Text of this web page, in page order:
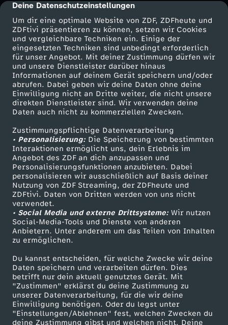
cmp-dialog-description
Deine Datenschutzeinstellungen
Um dir eine optimale Website von ZDF, ZDFheute und
ZDFtivi präsentieren zu können, setzen wir Cookies
und vergleichbare Techniken ein. Einige der
eingesetzten Techniken sind unbedingt erforderlich
für unser Angebot. Mit deiner Zustimmung dürfen wir
und unsere Dienstleister darüber hinaus
Informationen auf deinem Gerät speichern und/oder
abrufen. Dabei geben wir deine Daten ohne deine
Einwilligung nicht an Dritte weiter, die nicht unsere
direkten Dienstleister sind. Wir verwenden deine
Daten auch nicht zu kommerziellen Zwecken.
Zustimmungspflichtige Datenverarbeitung
• Personalisierung:Die Speicherung von bestimmten
Interaktionen ermöglicht uns, dein Erlebnis im
Angebot des ZDF an dich anzupassen und
Personalisierungsfunktionen anzubieten. Dabei
personalisieren wir ausschließlich auf Basis deiner
Nutzung von ZDF Streaming, der ZDFheute und
ZDFtivi. Daten von Dritten werden von uns nicht
verwendet.
• Social Media und externe Drittsysteme:Wir nutzen
Social-Media-Tools und Dienste von anderen
Anbietern. Unter anderem um das Teilen von Inhalten
zu ermöglichen.
Du kannst entscheiden, für welche Zwecke wir deine
Daten speichern und verarbeiten dürfen. Dies
betrifft nur dein aktuell genutztes Gerät. Mit
"Zustimmen" erklärst du deine Zustimmung zu
unserer Datenverarbeitung, für die wir deine
Einwilligung benötigen. Oder du legst unter
"Einstellungen/Ablehnen" fest, welchen Zwecken du
deine Zustimmung gibst und welchen nicht. Deine
u
t
e
-
i
n
D
e
u
t
s
c
h
Mehr ZDF
ZDF-Apps
Smart TV
ZDFtext
Livestreams
Sendungen A-Z
TV-Programm
Service
ZDFmitreden
Kontakt zum ZDF
Tickets
Zuschauerservice
Hilfe
ZDF Unternehmen
Karriere
ZDF goes Schule
Werbefernsehen
Mainzelmännchen